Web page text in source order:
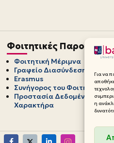
Για να
η
Φοιτητικές Παροχές
Φοιτητική Μέριμνα
Γραφείο Διασύνδεσης
Erasmus
Συνήγορος του Φοιτητή
Προστασία Δεδομένων
Χαρακτήρα